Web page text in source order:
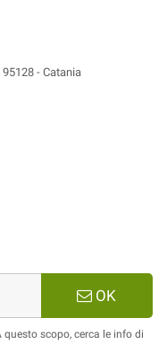
- Catania
OK
scopo, cerca le info di